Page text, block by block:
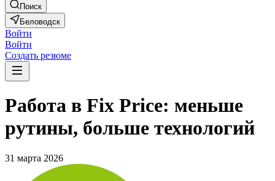
Поиск
Беловодск
Войти
Войти
Создать резюме
Работа в Fix Price: меньше
рутины, больше технологий
31 марта 2026